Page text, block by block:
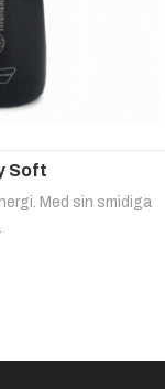
Soft
Med sin smidiga